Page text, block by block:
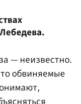
— неизвестно.
обвиняемые